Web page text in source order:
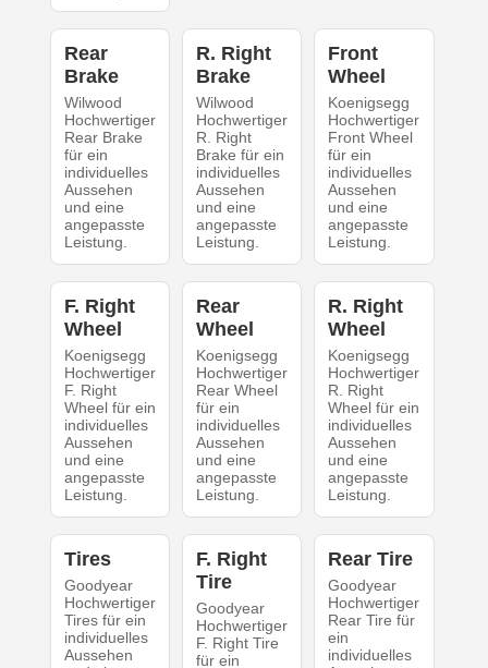
Rear
Brake
Wilwood
Hochwertiger
Rear Brake
für ein
individuelles
Aussehen
und eine
angepasste
Leistung.
R. Right
Brake
Wilwood
Hochwertiger
R. Right
Brake für ein
individuelles
Aussehen
und eine
angepasste
Leistung.
Front
Wheel
Koenigsegg
Hochwertiger
Front Wheel
für ein
individuelles
Aussehen
und eine
angepasste
Leistung.
F. Right
Wheel
Koenigsegg
Hochwertiger
F. Right
Wheel für ein
individuelles
Aussehen
und eine
angepasste
Leistung.
Rear
Wheel
Koenigsegg
Hochwertiger
Rear Wheel
für ein
individuelles
Aussehen
und eine
angepasste
Leistung.
R. Right
Wheel
Koenigsegg
Hochwertiger
R. Right
Wheel für ein
individuelles
Aussehen
und eine
angepasste
Leistung.
Tires
Goodyear
Hochwertiger
Tires für ein
individuelles
Aussehen
F. Right
Tire
Goodyear
Hochwertiger
F. Right Tire
für ein
Rear Tire
Goodyear
Hochwertiger
Rear Tire für
ein
individuelles